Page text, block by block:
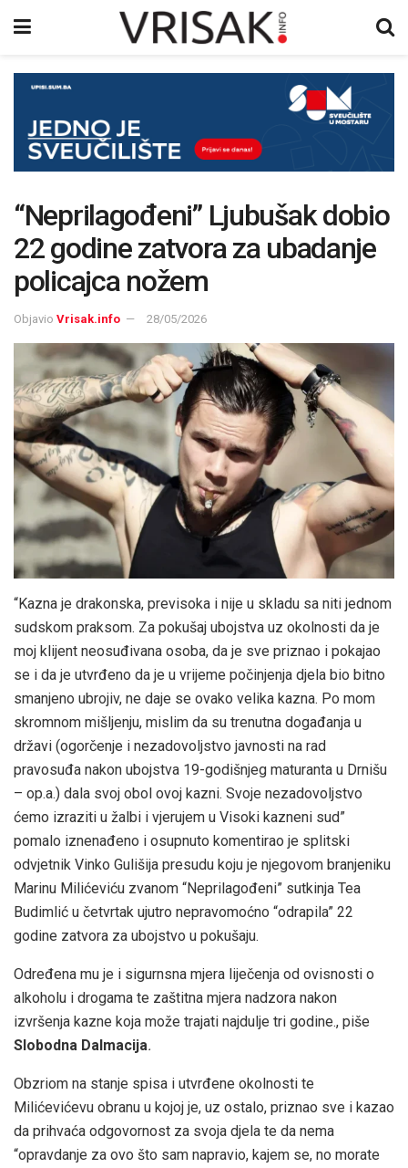
“Neprilagođeni” Ljubušak dobio
22 godine zatvora za ubadanje
policajca nožem
Objavio Vrisak.info 28/05/2026
“Kazna je drakonska, previsoka i nije u skladu sa niti jednom
sudskom praksom. Za pokušaj ubojstva uz okolnosti da je
moj klijent neosuđivana osoba, da je sve priznao i pokajao
se i da je utvrđeno da je u vrijeme počinjenja djela bio bitno
smanjeno ubrojiv, ne daje se ovako velika kazna. Po mom
skromnom mišljenju, mislim da su trenutna događanja u
državi (ogorčenje i nezadovoljstvo javnosti na rad
pravosuđa nakon ubojstva 19-godišnjeg maturanta u Drnišu
– op.a.) dala svoj obol ovoj kazni. Svoje nezadovoljstvo
ćemo izraziti u žalbi i vjerujem u Visoki kazneni sud”
pomalo iznenađeno i osupnuto komentirao je splitski
odvjetnik Vinko Gulišija presudu koju je njegovom branjeniku
Marinu Milićeviću zvanom “Neprilagođeni” sutkinja Tea
Budimlić u četvrtak ujutro nepravomoćno “odrapila” 22
godine zatvora za ubojstvo u pokušaju.
Određena mu je i sigurnsna mjera liječenja od ovisnosti o
alkoholu i drogama te zaštitna mjera nadzora nakon
izvršenja kazne koja može trajati najdulje tri godine., piše
Slobodna Dalmacija.
Obzriom na stanje spisa i utvrđene okolnosti te
Milićevićevu obranu u kojoj je, uz ostalo, priznao sve i kazao
da prihvaća odgovornost za svoja djela te da nema
“opravdanje za ovo što sam napravio, kajem se, no morate